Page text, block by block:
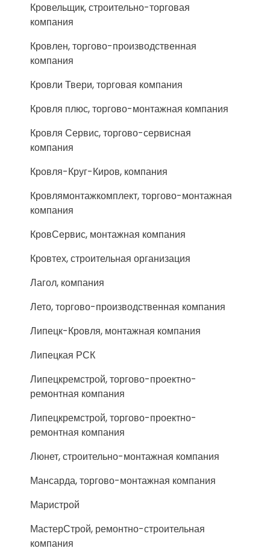
Кровельщик, строительно-торговая
компания
Кровлен, торгово-производственная
компания
Кровли Твери, торговая компания
Кровля плюс, торгово-монтажная компания
Кровля Сервис, торгово-сервисная
компания
Кровля-Круг-Киров, компания
Кровлямонтажкомплект, торгово-монтажная
компания
КровСервис, монтажная компания
Кровтех, строительная организация
Лагол, компания
Лето, торгово-производственная компания
Липецк-Кровля, монтажная компания
Липецкая РСК
Липецкремстрой, торгово-проектно-
ремонтная компания
Липецкремстрой, торгово-проектно-
ремонтная компания
Люнет, строительно-монтажная компания
Мансарда, торгово-монтажная компания
Маристрой
МастерСтрой, ремонтно-строительная
компания